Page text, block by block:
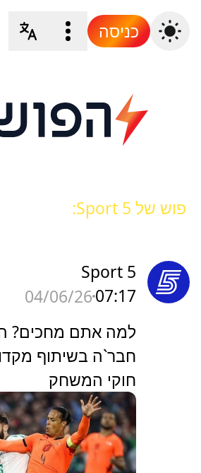
כניסה
פוש של Sport 5:
Sport 5
07:17
04/06/26
למה אתם מחכים?
חבר`ה בשיתוף
חוקי המשחק